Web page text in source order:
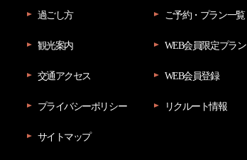
過ごし方
観光案内
交通アクセス
プライバシーポリシー
サイトマップ
ご予約・プラン一覧
WEB会員限定プラン
WEB会員登録
リクルート情報